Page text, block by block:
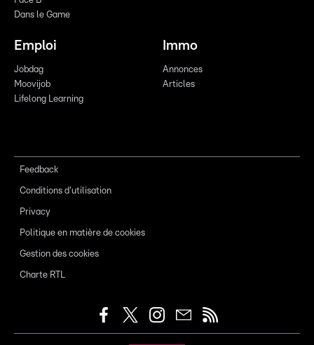
Dans le Game
Emploi
Jobdag
Moovijob
Lifelong Learning
Immo
Annonces
Articles
Feedback
Conditions d'utilisation
Privacy
Politique en matière de cookies
Gestion des cookies
Charte RTL